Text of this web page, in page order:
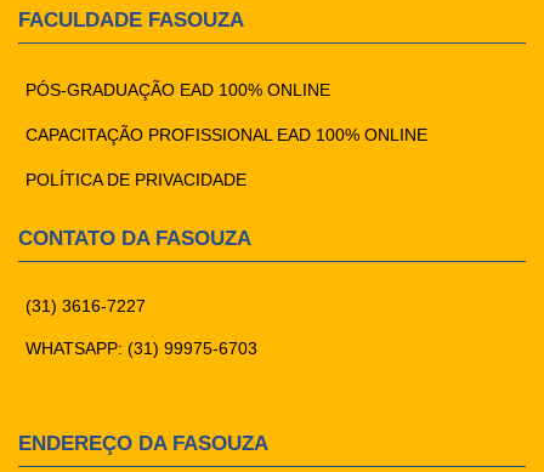
FACULDADE FASOUZA
PÓS-GRADUAÇÃO EAD 100% ONLINE
CAPACITAÇÃO PROFISSIONAL EAD 100% ONLINE
POLÍTICA DE PRIVACIDADE
CONTATO DA FASOUZA
(31) 3616-7227
WHATSAPP: (31) 99975-6703
ENDEREÇO DA FASOUZA